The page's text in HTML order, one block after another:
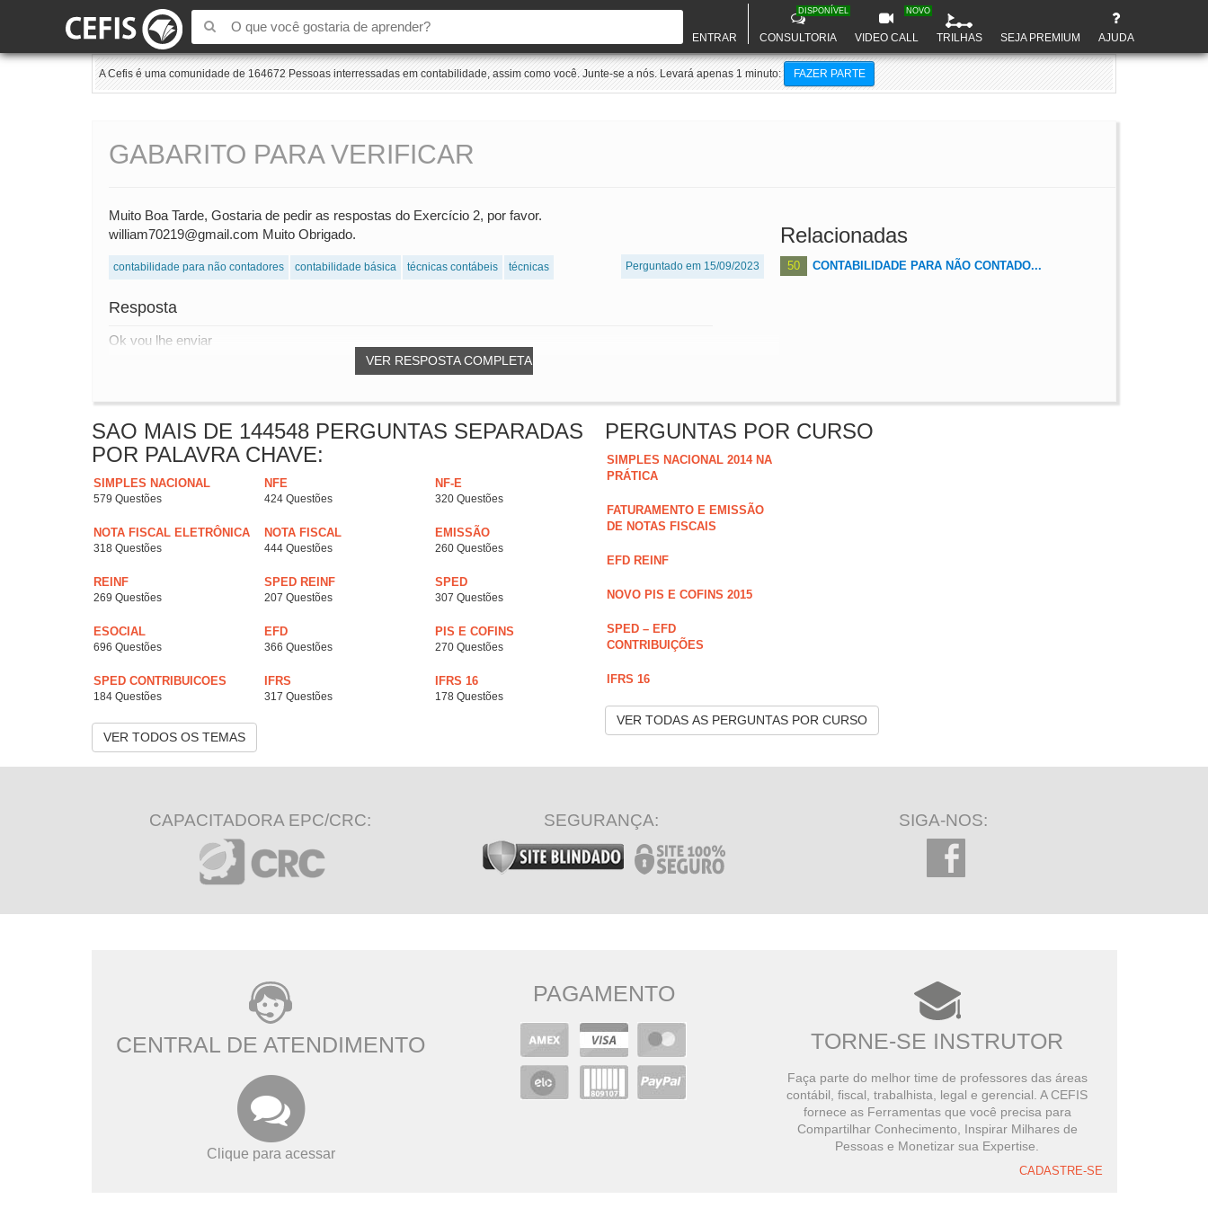
ENTRAR CONSULTORIA
DISPONÍVEL
VIDEO CALL
NOVO
TRILHAS SEJA PREMIUM AJUDA
A Cefis é uma comunidade de 164672 Pessoas interressadas em contabilidade, assim como você. Junte-se a nós. Levará apenas 1 minuto: FAZER PARTE
GABARITO PARA VERIFICAR
Muito Boa Tarde, Gostaria de pedir as respostas do Exercício 2, por favor.
william70219@gmail.com Muito Obrigado.
contabilidade para não contadores contabilidade básica técnicas contábeis técnicas Perguntado em 15/09/2023
Resposta
VER RESPOSTA COMPLETA
Ok vou lhe enviar
Relacionadas
50 CONTABILIDADE PARA NÃO CONTADO...
SAO MAIS DE 144548 PERGUNTAS SEPARADAS
POR PALAVRA CHAVE:
SIMPLES NACIONAL
579 Questões
NFE
424 Questões
NF-E
320 Questões
NOTA FISCAL ELETRÔNICA
318 Questões
NOTA FISCAL
444 Questões
EMISSÃO
260 Questões
REINF
269 Questões
SPED REINF
207 Questões
SPED
307 Questões
ESOCIAL
696 Questões
EFD
366 Questões
PIS E COFINS
270 Questões
SPED CONTRIBUICOES
184 Questões
IFRS
317 Questões
IFRS 16
178 Questões
VER TODOS OS TEMAS
PERGUNTAS POR CURSO
SIMPLES NACIONAL 2014 NA
PRÁTICA
FATURAMENTO E EMISSÃO
DE NOTAS FISCAIS
EFD REINF
NOVO PIS E COFINS 2015
SPED – EFD
CONTRIBUIÇÕES
IFRS 16
VER TODAS AS PERGUNTAS POR CURSO
CAPACITADORA EPC/CRC: SEGURANÇA: SIGA-NOS:
CENTRAL DE ATENDIMENTO
Clique para acessar
PAGAMENTO
TORNE-SE INSTRUTOR
Faça parte do melhor time de professores das áreas
contábil, fiscal, trabalhista, legal e gerencial. A CEFIS
fornece as Ferramentas que você precisa para
Compartilhar Conhecimento, Inspirar Milhares de
Pessoas e Monetizar sua Expertise.
CADASTRE-SE